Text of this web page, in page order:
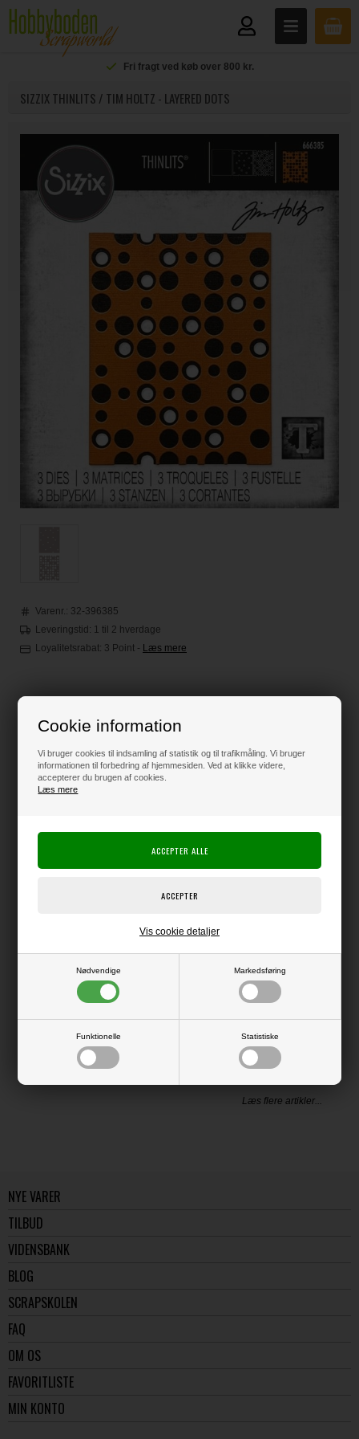
Cookie information
Vi bruger cookies til indsamling af statistik og til trafikmåling. Vi bruger
informationen til forbedring af hjemmesiden. Ved at klikke videre,
accepterer du brugen af cookies.
Læs mere
Nødvendige Markedsføring
Funktionelle Statistiske
Vis cookie detaljer
Fri fragt ved køb over 800 kr.
SIZZIX THINLITS / TIM HOLTZ - LAYERED DOTS
Varenr.: 32-396385
Leveringstid: 1 til 2 hverdage
Loyalitetsrabat: 3 Point - Læs mere
100,00DKK
Klik her for pris inkl. fragt
666385
Helt tynd og detaljeret die, der kan bruges i f.eks. Big Shot.
Lille plastetui til opbevaring medfølger.
LÆS OG BLIV INSPIRERET
Læs flere artikler...
NYE VARER
TILBUD
VIDENSBANK
BLOG
SCRAPSKOLEN
FAQ
OM OS
FAVORITLISTE
MIN KONTO